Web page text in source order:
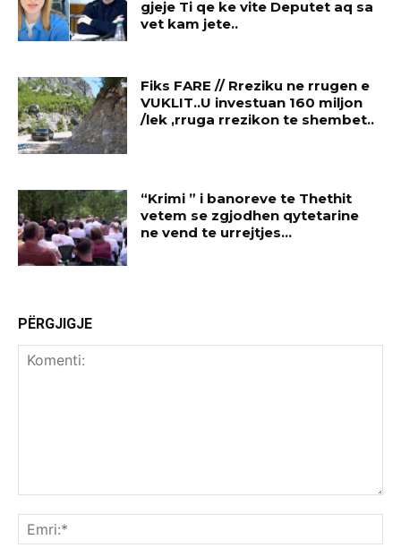
gjeje Ti qe ke vite Deputet aq sa
vet kam jete..
Fiks FARE // Rreziku ne rrugen e
VUKLIT..U investuan 160 miljon
/lek ,rruga rrezikon te shembet..
“Krimi ” i banoreve te Thethit
vetem se zgjodhen qytetarine
ne vend te urrejtjes…
PËRGJIGJE